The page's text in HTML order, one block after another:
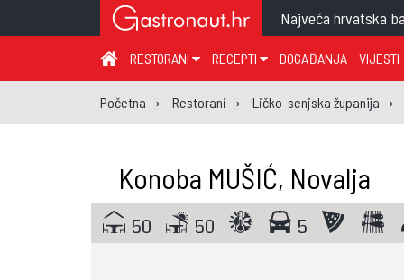
Najveća hrvatska
RESTORANI
ZAGREB I ZAGREBAČKA ŽUPANIJA
MEĐIMURSKA ŽUPANIJA
KOPRIVNIČKO-KRIŽEVAČKA ŽUPANIJA
PRIMORSKO-GORANSKA ŽUPANIJA
VIROVITIČKO-PODRAVSKA ŽUPANIJA
RECEPTI
JUHA
GLAVNO JELO
SALATA
PIZZA
DOGAĐANJA VIJESTI
Početna Restorani Ličko-senjska županija
Konoba MUŠIĆ, Novalja
50 50 5